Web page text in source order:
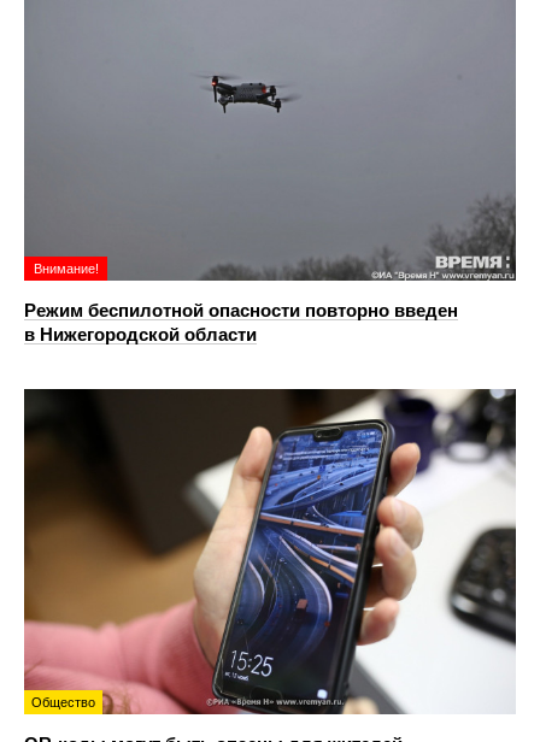
Внимание!
Режим беспилотной опасности повторно введен
в Нижегородской области
Общество